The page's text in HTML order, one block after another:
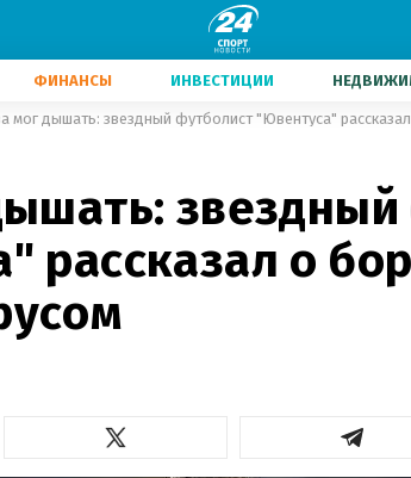
ФИНАНСЫ ИНВЕСТИЦИИ
мог дышать: звездный футболист "Ювентуса"
рассказал о